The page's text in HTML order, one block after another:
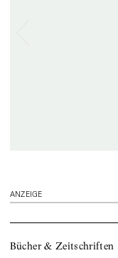
ANZEIGE
Bücher & Zeitschriften